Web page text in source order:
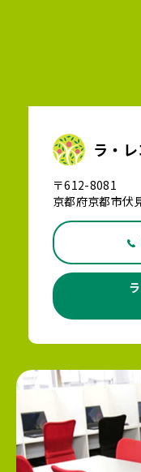
ラ・
〒612-8081
京都府京都市伏